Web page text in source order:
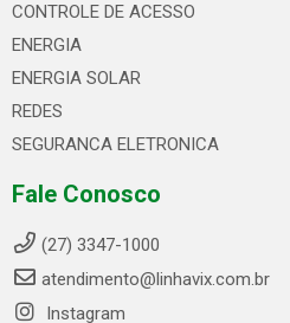
CONTROLE DE ACESSO
ENERGIA
ENERGIA SOLAR
REDES
SEGURANCA ELETRONICA
Fale Conosco
(27) 3347-1000
atendimento@linhavix.com.br
Instagram